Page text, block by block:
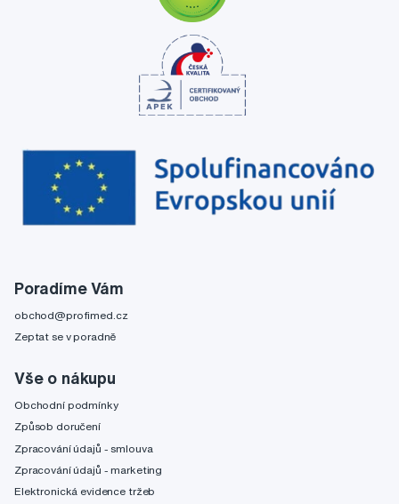
Poradíme Vám
obchod@profimed.cz
Zeptat se v poradně
Vše o nákupu
Obchodní podmínky
Způsob doručení
Zpracování údajů - smlouva
Zpracování údajů - marketing
Elektronická evidence tržeb